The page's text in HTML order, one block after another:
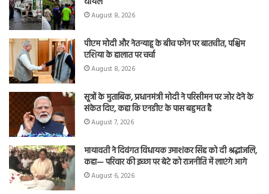
August 8, 2026
पीएम मोदी और नेतन्याहू के बीच फोन पर बातचीत, पश्चिम
एशिया के हालात पर चर्चा
August 8, 2026
सूत्रों के मुताबिक, प्रधानमंत्री मोदी ने परिसीमन पर जोर देने के
संकेत दिए, कहा कि एनडीए के पास बहुमत है
August 7, 2026
मायावती ने दिवंगत विधायक उमाशंकर सिंह को दी श्रद्धांजलि,
कहा— परिवार की इच्छा पर बेटे को राजनीति में लाएंगे आगे
August 6, 2026